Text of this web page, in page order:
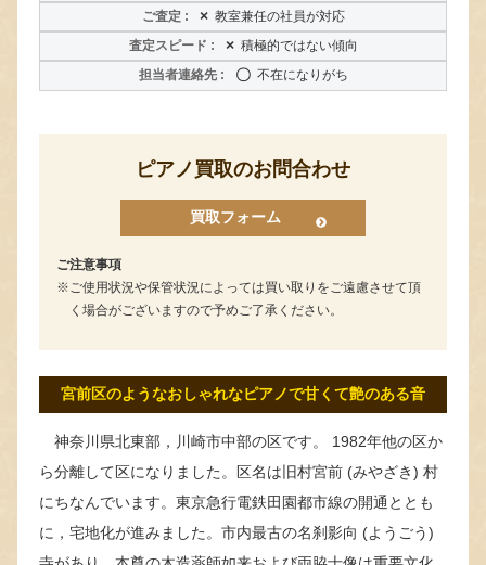
× 教室兼任の社員が対応
× 積極的ではない傾向
〇 不在になりがち
ピアノ買取のお問合わせ
買取フォーム
ご注意事項
ご使用状況や保管状況によっては買い取りをご遠慮させて頂
く場合がございますので予めご了承ください。
宮前区のようなおしゃれなピアノで甘くて艶のある音
神奈川県北東部，川崎市中部の区です。 1982年他の区か
ら分離して区になりました。区名は旧村宮前 (みやざき) 村
にちなんでいます。東京急行電鉄田園都市線の開通ととも
に，宅地化が進みました。市内最古の名刹影向 (ようごう)